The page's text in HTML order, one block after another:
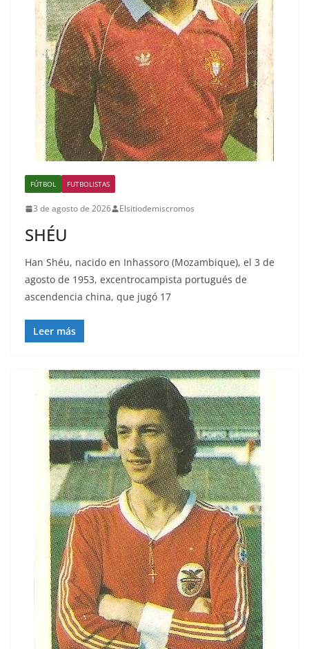
FÚTBOL FUTBOLISTAS
3 de agosto de 2026 Elsitiodemiscromos
SHÉU
Han Shéu, nacido en Inhassoro (Mozambique), el 3 de
agosto de 1953, excentrocampista portugués de
ascendencia china, que jugó 17
Leer más